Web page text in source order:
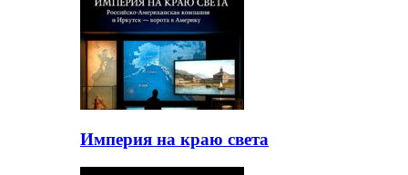
Империя на краю света